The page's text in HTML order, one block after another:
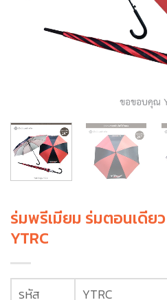
ร่มพรีเมียม ร่มตอนเดีย
YTRC
รหัส
YTRC